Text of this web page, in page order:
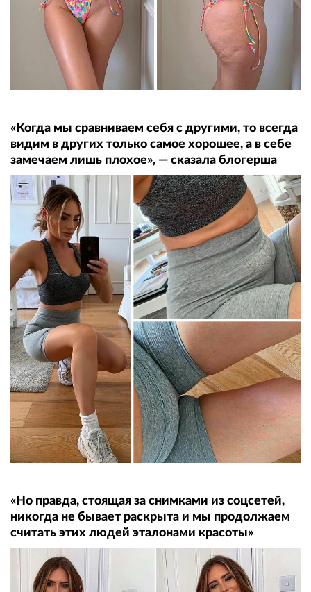
«Когда мы сравниваем себя с другими, то всегда
видим в других только самое хорошее, а в себе
замечаем лишь плохое», — сказала блогерша
«Но правда, стоящая за снимками из соцсетей,
никогда не бывает раскрыта и мы продолжаем
считать этих людей эталонами красоты»